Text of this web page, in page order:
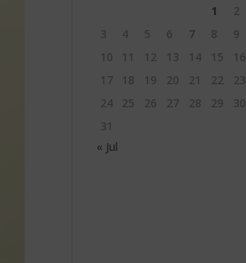
1
2
3
4 5 6 7 8
9
10
11 12 13 14 15
16
17
18 19 20 21 22
23
24
25 26 27 28 29
30
31
« Jul